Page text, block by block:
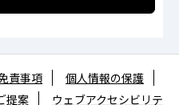
責事項
個人情報の保護
提案
ウェブアクセシビリテ